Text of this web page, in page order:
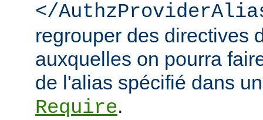
</
regrouper des directives
auxquelles on pourra
de l'alias spécifié dans
Require.